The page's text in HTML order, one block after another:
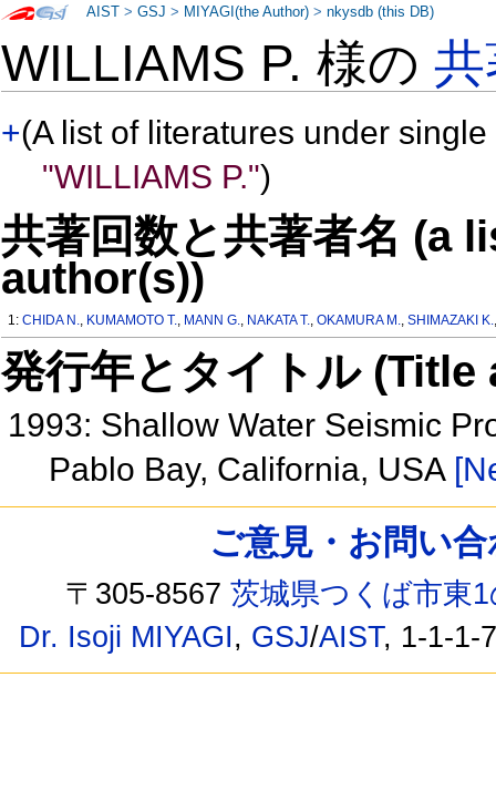
WILLIAMS P. 様の
+(A list of literatures under
"WILLIAMS P.")
共著回数と共著者名 (a
author(s))
1:CHIDA N., KUMAMOTO T., MANN G., NAKATA T.,OKAMURA M.,SHIMAZAKI K.
発行年とタイトル
1993: Shallow Water Seismic
Pablo Bay, California, USA
AIST >GSJ > MIYAGI(the Author) >nkysdb (this DB)
ご意見・お問い
〒305-8567茨城県つくば市東
Dr. Isoji MIYAGI, GSJ/AIST, 1-1-1-